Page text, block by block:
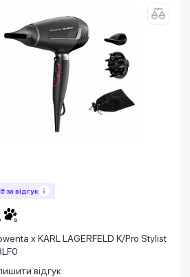
за відгук
x KARL LAGERFELD K/Pro Stylist
відгук